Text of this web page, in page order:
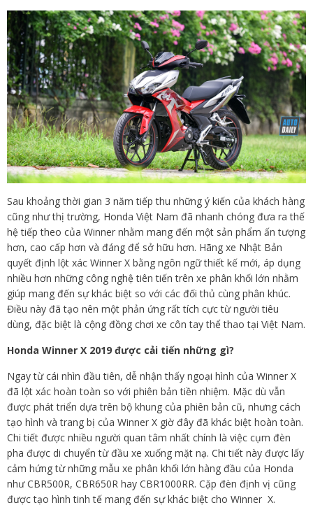
Sau khoảng thời gian 3 năm tiếp thu những ý kiến của khách hàng
cũng như thị trường, Honda Việt Nam đã nhanh chóng đưa ra thế
hệ tiếp theo của Winner nhằm mang đến một sản phẩm ấn tượng
hơn, cao cấp hơn và đáng để sở hữu hơn. Hãng xe Nhật Bản
quyết định lột xác Winner X bằng ngôn ngữ thiết kế mới, áp dụng
nhiều hơn những công nghệ tiên tiến trên xe phân khối lớn nhằm
giúp mang đến sự khác biệt so với các đối thủ cùng phân khúc.
Điều này đã tạo nên một phản ứng rất tích cực từ người tiêu
dùng, đặc biệt là cộng đồng chơi xe côn tay thể thao tại Việt Nam.
Honda Winner X 2019 được cải tiến những gì?
Ngay từ cái nhìn đầu tiên, dễ nhận thấy ngoại hình của Winner X
đã lột xác hoàn toàn so với phiên bản tiền nhiệm. Mặc dù vẫn
được phát triển dựa trên bộ khung của phiên bản cũ, nhưng cách
tạo hình và trang bị của Winner X giờ đây đã khác biệt hoàn toàn.
Chi tiết được nhiều người quan tâm nhất chính là việc cụm đèn
pha được di chuyển từ đầu xe xuống mặt nạ. Chi tiết này được lấy
cảm hứng từ những mẫu xe phân khối lớn hàng đầu của Honda
như CBR500R, CBR650R hay CBR1000RR. Cặp đèn định vị cũng
được tạo hình tinh tế mang đến sự khác biệt cho Winner X.